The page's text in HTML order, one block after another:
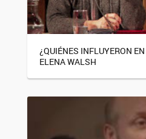
¿QUIÉNES INFLUYERON
ELENA WALSH